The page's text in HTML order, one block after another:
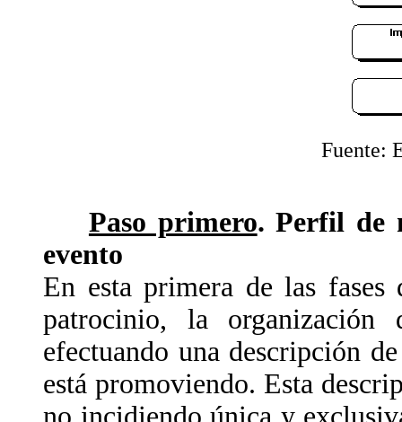
Fuente:
Paso primero. Perfil de
evento
En esta primera de las
patrocinio, la organización
efectuando una descripción
está promoviendo. Esta